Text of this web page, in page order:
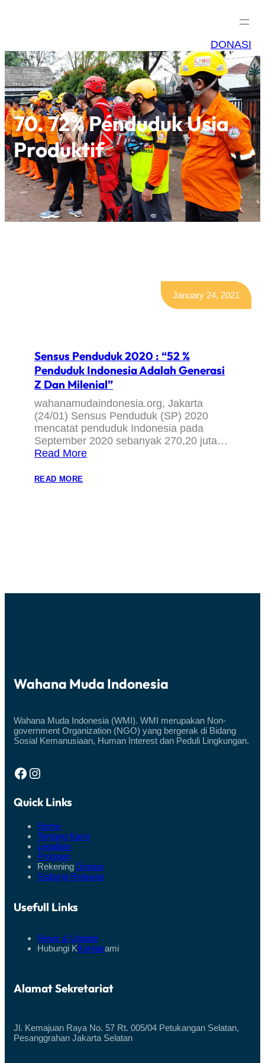
DONASI
70. 72% Penduduk Usia
Produktif
January 24, 2021
Sensus Penduduk 2020 : “52 %
Penduduk Indonesia Adalah Generasi
Z Dan Milenial”
wahanamudaindonesia.org, Jakarta
(24/01) Sensus Penduduk (SP) 2020
mencatat penduduk Indonesia pada
September 2020 sebanyak 270,20 juta…
Read More
READ MORE
MILENIAL”
Wahana Muda Indonesia
Wahana Muda Indonesia (WMI). WMI merupakan Non-
government Organization (NGO) yang bergerak di Bidang
Sosial Kemanusiaan, Human Interest dan Peduli Lingkungan.
Facebook Instagram
Quick Links
Home
Tentang Kami
Legalitas
Program
Rekening Donasi
Gabung Relawan
Usefull Links
News & Update
Hubungi KKontakami
Alamat Sekretariat
Jl. Kemajuan Raya No. 57 Rt. 005/04 Petukangan Selatan,
Pesanggrahan Jakarta Selatan